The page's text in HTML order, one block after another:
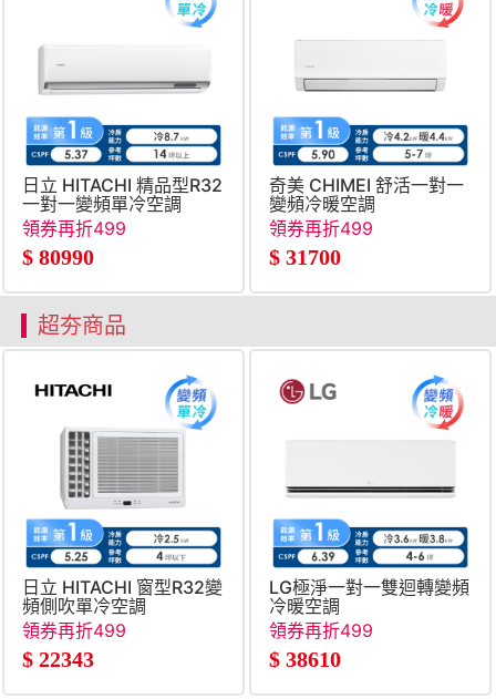
日立 HITACHI 精品型R32
一對一變頻單冷空調
領券再折499
$ 80990
奇美 CHIMEI 舒活一對一
變頻冷暖空調
領券再折499
$ 31700
超夯商品
日立 HITACHI 窗型R32變
頻側吹單冷空調
領券再折499
$ 22343
LG極淨一對一雙迴轉變頻
冷暖空調
領券再折499
$ 38610